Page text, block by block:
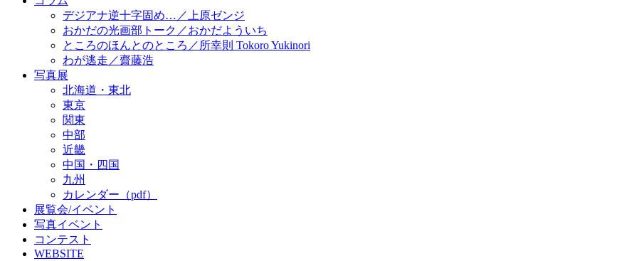
デジアナ逆十字固め…／上原ゼンジ
おかだの光画部トーク／おかだよういち
ところのほんとのところ／所幸則 Tokoro Yukinori
わが逃走／齋藤浩
写真展
北海道・東北
東京
関東
中部
近畿
中国・四国
九州
カレンダー（pdf）
展覧会/イベント
写真イベント
コンテスト
WEBSITE